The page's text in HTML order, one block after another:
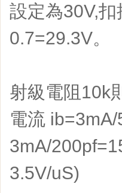
設定為30V,
0.7=29.3V。
射級電阻10k
電流
3mA/
3.5V/uS)